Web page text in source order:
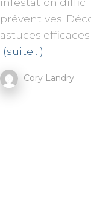
infestation
préventives.
astuces
(suite…)
Cory Landry